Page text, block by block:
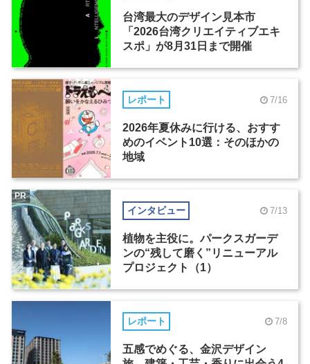
台湾最大のデザイン見本市
「2026台湾クリエイティブエキ
スポ」が8月31日まで開催
レポート 7/16
2026年夏休みに行ける、おすす
めのイベント10選：そのほかの
地域
インタビュー 7/13
植物を主役に。パークスガーデ
ンの“残して磨く”リニューアル
プロジェクト（1）
PR
レポート 7/8
五感でめぐる、金沢デザイン